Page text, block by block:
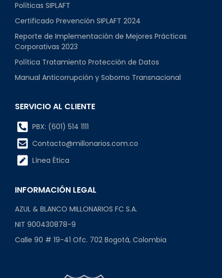
Políticas SIPLAFT
Certificado Prevención SIPLAFT 2024
Reporte de Implementación de Mejores Prácticas
Corporativas 2023
Política Tratamiento Protección de Datos
Manual Anticorrupción y Soborno Transnacional
SERVICIO AL CLIENTE
PBX: (601) 514 1111
Contacto@millonarios.com.co
Línea Ética
INFORMACIÓN LEGAL
AZUL & BLANCO MILLONARIOS FC S.A.
NIT 900430878-9
Calle 90 # 19-41 Ofc. 702 Bogotá, Colombia